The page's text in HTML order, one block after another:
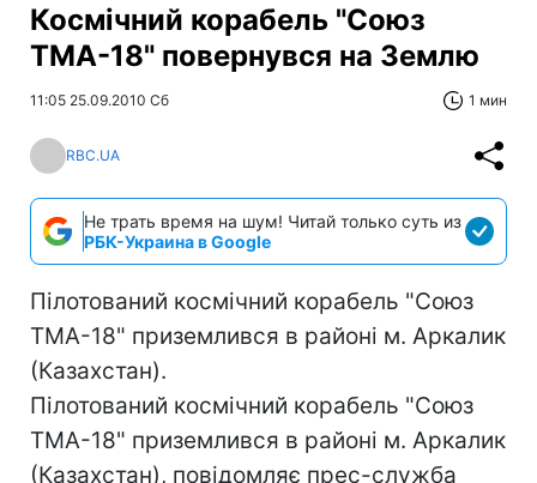
Космічний корабель "Союз
ТМА-18" повернувся на Землю
11:05 25.09.2010 Сб 1 мин
RBC.UA
Не трать время на шум! Читай только суть из
РБК-Украина в Google
Пілотований космічний корабель "Союз
ТМА-18" приземлився в районі м. Аркалик
(Казахстан).
Пілотований космічний корабель "Союз
ТМА-18" приземлився в районі м. Аркалик
(Казахстан), повідомляє прес-служба